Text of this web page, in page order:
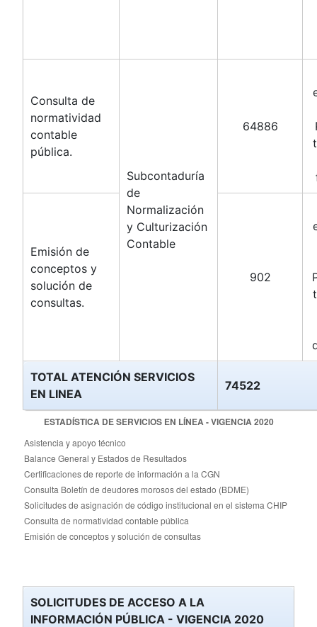
Consulta de
normatividad
contable
pública.
Subcontaduría
de
Normalización
y Culturización
Contable
64886
Emisión de
conceptos y
solución de
consultas.
902
TOTAL ATENCIÓN SERVICIOS
EN LINEA
74522
SOLICITUDES DE ACCESO A LA
INFORMACIÓN PÚBLICA - VIGENCIA 2020